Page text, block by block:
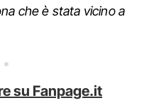
che è stata vicino a
su Fanpage.it